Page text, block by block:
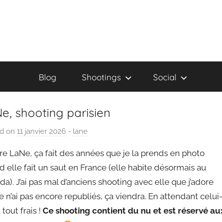
Blog Shootings Social
shooting parisien
on11 janvier 2026 b
P
a
i
n
g
- lane
LaNe, ça fait des années que je la prends en photo
elle fait un saut en France (elle habite désormais au
J’ai pas mal d’anciens shooting avec elle que j’adore
n’ai pas encore republiés, ça viendra. En attendant
tout frais !Ce shooting contient du nu et est réservé